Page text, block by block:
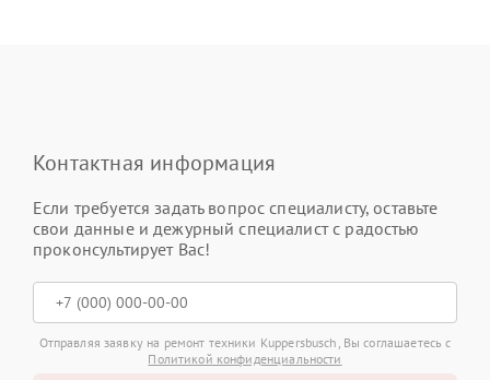
Контактная информация
Если требуется задать вопрос специалисту, оставьте
свои данные и дежурный специалист с радостью
проконсультирует Вас!
Отправляя заявку на ремонт техники Kuppersbusch, Вы соглашаетесь с
Политикой конфиденциальности